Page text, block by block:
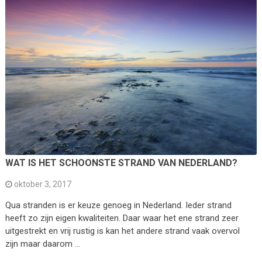
WAT IS HET SCHOONSTE STRAND VAN NEDERLAND?
oktober 3, 2017
Qua stranden is er keuze genoeg in Nederland. Ieder strand
heeft zo zijn eigen kwaliteiten. Daar waar het ene strand zeer
uitgestrekt en vrij rustig is kan het andere strand vaak overvol
zijn maar daarom …